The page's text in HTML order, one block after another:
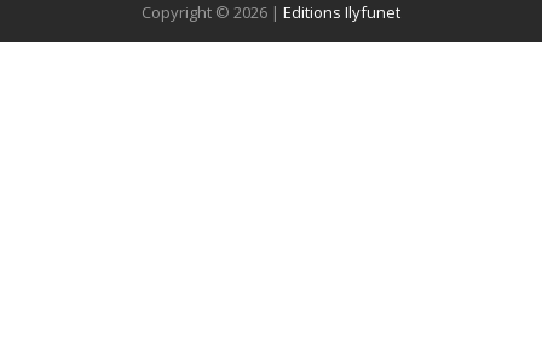
Copyright © 2026 | Editions Ilyfunet